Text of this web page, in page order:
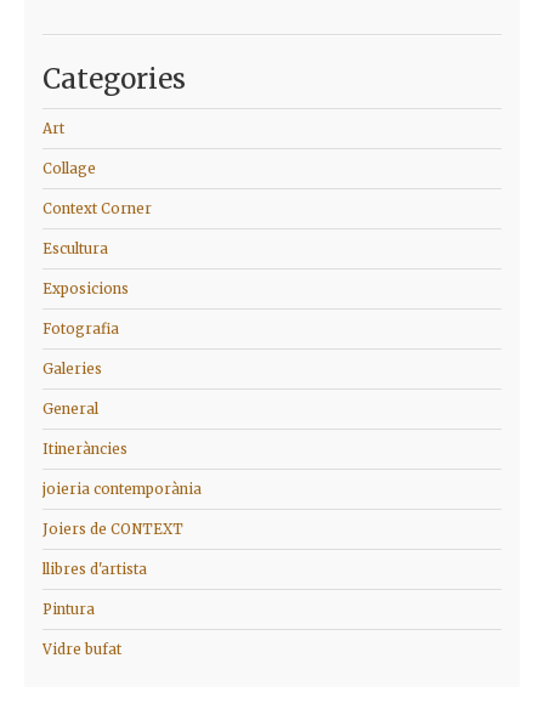
Categories
Art
Collage
Context Corner
Escultura
Exposicions
Fotografia
Galeries
General
Itineràncies
joieria contemporània
Joiers de CONTEXT
llibres d'artista
Pintura
Vidre bufat